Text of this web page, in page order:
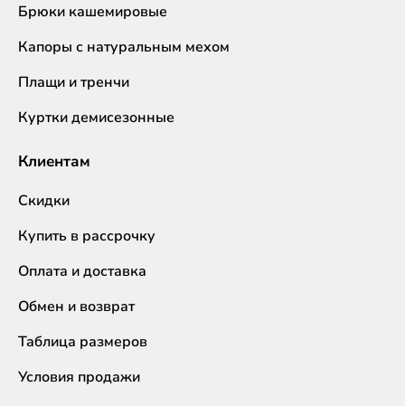
Брюки кашемировые
Капоры с натуральным мехом
Плащи и тренчи
Куртки демисезонные
Клиентам
Скидки
Купить в рассрочку
Оплата и доставка
Обмен и возврат
Таблица размеров
Условия продажи